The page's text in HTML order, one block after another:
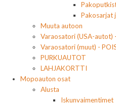
Pakosarjat
Muuta autoon
Varaosatori (USA-autot)
Varaosatori (muut) -
PURKUAUTOT
LAHJAKORTTI
Mopoauton osat
Alusta
Iskunvaimentimet